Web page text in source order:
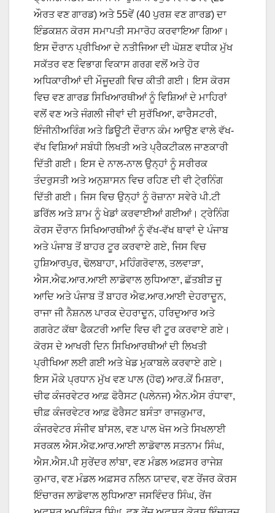
ਔਰਤ ਵਣ ਗਾਰਡ) ਅਤੇ 55ਵੇਂ (40 ਪੁਰਸ਼ ਵਣ ਗਾਰਡ) ਦਾ
ਇੰਡਕਸ਼ਨ ਕੋਰਸ ਸਮਾਪਤੀ ਸਮਾਰੋਹ ਕਰਵਾਇਆ ਗਿਆ।
ਇਸ ਦੌਰਾਨ ਪ੍ਰੀਖਿਆ ਦੇ ਨਤੀਜਿਆ ਦੀ ਘੋਸ਼ਣ ਵਧੀਕ ਮੁੱਖ
ਸਕੱਤਰ ਵਣ ਵਿਭਾਗ ਵਿਕਾਸ ਗਰਗ ਵਲੋਂ ਅਤੇ ਹੋਰ
ਅਧਿਕਾਰੀਆਂ ਦੀ ਮੌਜੂਦਗੀ ਵਿਚ ਕੀਤੀ ਗਈ। ਇਸ ਕੋਰਸ
ਵਿਚ ਵਣ ਗਾਰਡ ਸਿਖਿਆਰਥੀਆਂ ਨੂੰ ਵਿਸ਼ਿਆਂ ਦੇ ਮਾਹਿਰਾਂ
ਵਲੋਂ ਵਣ ਅਤੇ ਜੰਗਲੀ ਜੀਵਾਂ ਦੀ ਸੁਰੱਖਿਆ, ਫਾਰੈਸਟਰੀ,
ਇੰਜੀਨੀਅਰਿੰਗ ਅਤੇ ਡਿਊਟੀ ਦੌਰਾਨ ਕੰਮ ਆਉਣ ਵਾਲੇ ਵੱਖ-
ਵੱਖ ਵਿਸ਼ਿਆਂ ਸਬੰਧੀ ਲਿਖਤੀ ਅਤੇ ਪ੍ਰੈਕਟੀਕਲ ਜਾਣਕਾਰੀ
ਦਿੱਤੀ ਗਈ। ਇਸ ਦੇ ਨਾਲ-ਨਾਲ ਉਨ੍ਹਾਂ ਨੂੰ ਸਰੀਰਕ
ਤੰਦਰੁਸਤੀ ਅਤੇ ਅਨੁਸ਼ਾਸਨ ਵਿਚ ਰਹਿਣ ਦੀ ਵੀ ਟੇ੍ਰਨਿੰਗ
ਦਿੱਤੀ ਗਈ। ਜਿਸ ਵਿਚ ਉਨ੍ਹਾਂ ਨੂੰ ਰੋਜ਼ਾਨਾ ਸਵੇਰੇ ਪੀ.ਟੀ
ਡਰਿੱਲ ਅਤੇ ਸ਼ਾਮ ਨੂੰ ਖੇਡਾਂ ਕਰਵਾਈਆਂ ਗਈਆਂ। ਟ੍ਰੇਨਿੰਗ
ਕੋਰਸ ਦੌਰਾਨ ਸਿਖਿਆਰਥੀਆਂ ਨੂੰ ਵੱਖ-ਵੱਖ ਥਾਵਾਂ ਦੇ ਪੰਜਾਬ
ਅਤੇ ਪੰਜਾਬ ਤੋਂ ਬਾਹਰ ਟੂਰ ਕਰਵਾਏ ਗਏ, ਜਿਸ ਵਿਚ
ਹੁਸ਼ਿਆਰਪੁਰ, ਢੋਲਬਾਹਾ, ਮਹਿੰਗਰੋਵਾਲ, ਤਲਵਾੜਾ,
ਐਸ.ਐਫ.ਆਰ.ਆਈ ਲਾਡੋਵਾਲ ਲੁਧਿਆਣਾ, ਛੱਤਬੀੜ ਜੂ
ਆਦਿ ਅਤੇ ਪੰਜਾਬ ਤੋਂ ਬਾਹਰ ਐਫ.ਆਰ.ਆਈ ਦੇਹਰਾਦੂਨ,
ਰਾਜਾ ਜੀ ਨੈਸ਼ਨਲ ਪਾਰਕ ਦੇਹਰਾਦੂਨ, ਹਰਿਦੁਆਰ ਅਤੇ
ਗਗਰੇਟ ਕੱਥਾ ਫੈਕਟਰੀ ਆਦਿ ਵਿਚ ਵੀ ਟੂਰ ਕਰਵਾਏ ਗਏ।
ਕੋਰਸ ਦੇ ਆਖਰੀ ਦਿਨ ਸਿਖਿਆਰਥੀਆਂ ਦੀ ਲਿਖਤੀ
ਪ੍ਰੀਖਿਆ ਲਈ ਗਈ ਅਤੇ ਖੇਡ ਮੁਕਾਬਲੇ ਕਰਵਾਏ ਗਏ।
ਇਸ ਮੌਕੇ ਪ੍ਰਧਾਨ ਮੁੱਖ ਵਣ ਪਾਲ (ਹੋਫ) ਆਰ.ਕੇਂ ਮਿਸ਼ਰਾ,
ਚੀਫ ਕੰਜਰਵੇਟਰ ਆਫ਼ ਫੋਰੈਸਟ (ਪਲੇਨਜ) ਐਨ.ਐਸ ਰੰਧਾਵਾ,
ਚੀਫ਼ ਕੰਜਰਵੇਟਰ ਆਫ਼ ਫੋਰੈਸਟ ਬਸੰਤਾ ਰਾਜਕੁਮਾਰ,
ਕੰਜਰਵੇਟਰ ਸੰਜੀਵ ਬਾਂਸਲ, ਵਣ ਪਾਲ ਖੋਜ ਅਤੇ ਸਿਖਲਾਈ
ਸਰਕਲ ਐਸ.ਐਫ.ਆਰ.ਆਈ ਲਾਡੋਵਾਲ ਸਤਨਾਮ ਸਿੰਘ,
ਐਸ.ਐਸ.ਪੀ ਸੁਰੇਂਦਰ ਲਾਂਬਾ, ਵਣ ਮੰਡਲ ਅਫ਼ਸਰ ਰਾਜੇਸ਼
ਕੁਮਾਰ, ਵਣ ਮੰਡਲ ਅਫ਼ਸਰ ਨਲਿਨ ਯਾਦਵ, ਵਣ ਰੇਂਜਰ ਕੋਰਸ
ਇੰਚਾਰਜ ਲਾਡੋਵਾਲ ਲੁਧਿਆਣਾ ਜਸਵਿੰਦਰ ਸਿੰਘ, ਰੇਂਜ